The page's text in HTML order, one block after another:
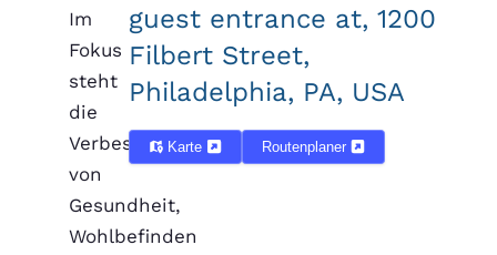
Im
Fokus
steht
die
Verbesserung
von
Gesundheit,
Wohlbefinden
guest entrance at, 1200
Filbert Street,
Philadelphia, PA, USA
Karte Routenplaner